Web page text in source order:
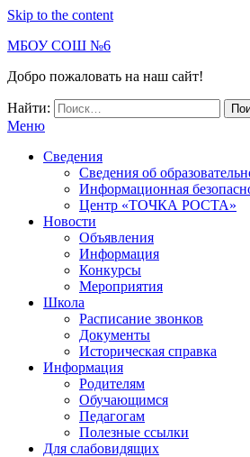
Skip to the content
МБОУ СОШ №6
Добро пожаловать на наш сайт!
Найти:
Меню
Сведения
Сведения об
Информационная
Центр «ТОЧКА РОСТА»
Новости
Объявления
Информация
Конкурсы
Мероприятия
Школа
Расписание звонков
Документы
Историческая справка
Информация
Родителям
Обучающимся
Педагогам
Полезные ссылки
Для слабовидящих